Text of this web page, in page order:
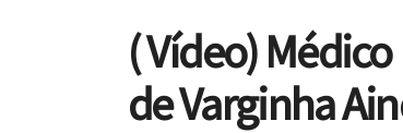
( Vídeo)
de Varginha